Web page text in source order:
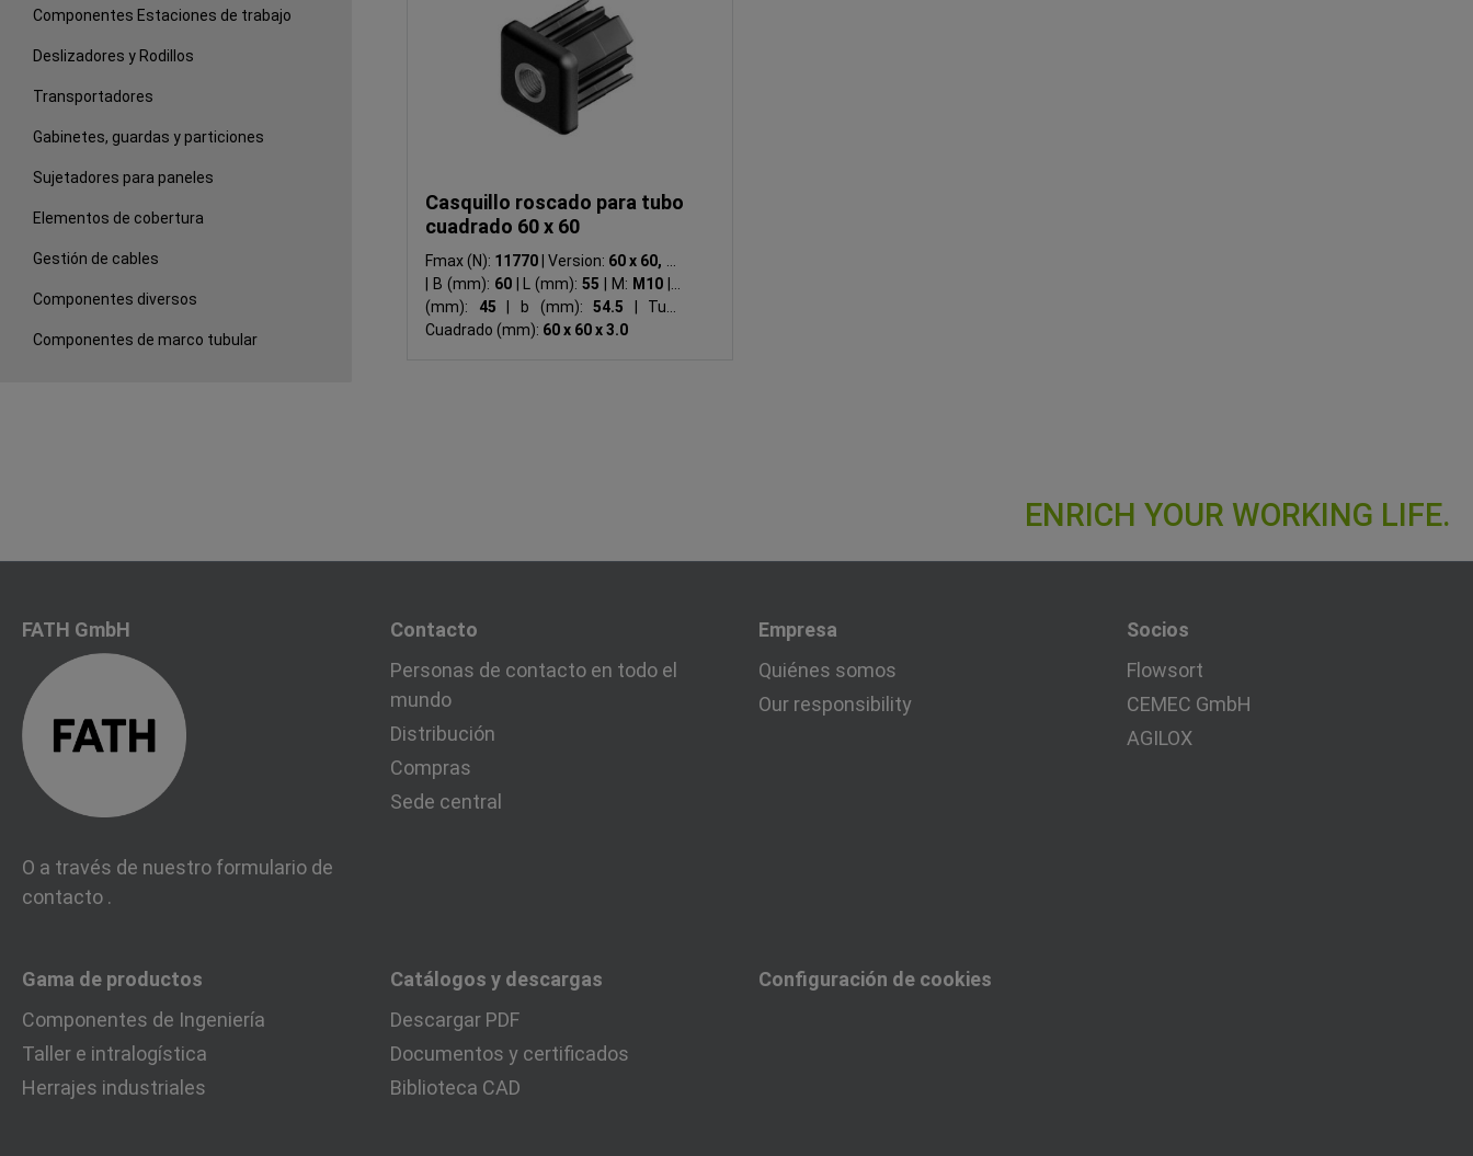
Componentes Estaciones de trabajo
Deslizadores y Rodillos
Transportadores
Gabinetes, guardas y particiones
Sujetadores para paneles
Elementos de cobertura
Gestión de cables
Componentes diversos
Componentes de marco tubular
Casquillo roscado para tubo
cuadrado 60 x 60
Fmax (N): 11770 Version: 60 x 60, R7
B (mm): 60 L (mm):55 M: M10
(mm): 45 b (mm):54.5
Tubo
Cuadrado (mm): 60 x 60 x 3.0
FATH GmbH
O a través de nuestro formulario de
contacto .
Contacto
Personas de contacto en todo el
mundo
Distribución
Compras
Sede central
Empresa
Quiénes somos
Our responsibility
Socios
Flowsort
CEMEC GmbH
AGILOX
Gama de productos
Componentes de Ingeniería
Taller e intralogística
Herrajes industriales
Catálogos y descargas
Descargar PDF
Documentos y certificados
Biblioteca CAD
Configuración de cookies